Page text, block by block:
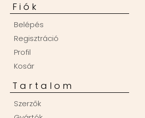
Fiók
Belépés
Regisztráció
Profil
Kosár
Tartalom
Szerzők